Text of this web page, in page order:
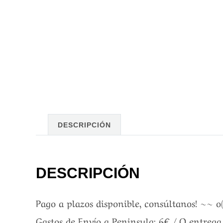
DESCRIPCIÓN
DESCRIPCIÓN
Pago a plazos disponible, consúltanos! ~~